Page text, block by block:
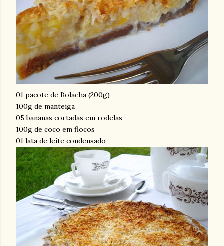
01 pacote de Bolacha (200g)
100g de manteiga
05 bananas cortadas em rodelas
100g de coco em flocos
01 lata de leite condensado